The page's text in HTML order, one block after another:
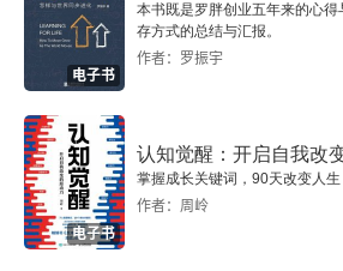
电子书
本书既是罗胖创业五年来的心
存方式的总结与汇报。
作者：罗振宇
电子书
认知觉醒：开启自我改
掌握成长关键词，90天改变人生
作者：周岭